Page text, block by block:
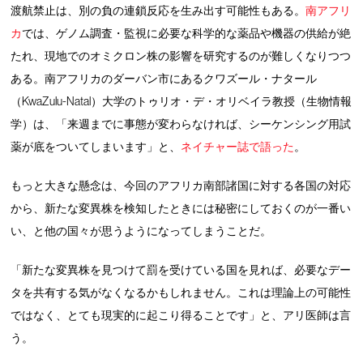
渡航禁止は、別の負の連鎖反応を生み出す可能性もある。南アフリ
カでは、ゲノム調査・監視に必要な科学的な薬品や機器の供給が絶
たれ、現地でのオミクロン株の影響を研究するのが難しくなりつつ
ある。南アフリカのダーバン市にあるクワズール・ナタール
（KwaZulu-Natal）大学のトゥリオ・デ・オリベイラ教授（生物情報
学）は、「来週までに事態が変わらなければ、シーケンシング用試
薬が底をついてしまいます」と、 ネイチャー誌で語った。
もっと大きな懸念は、今回のアフリカ南部諸国に対する各国の対応
から、新たな変異株を検知したときには秘密にしておくのが一番い
い、と他の国々が思うようになってしまうことだ。
「新たな変異株を見つけて罰を受けている国を見れば、必要なデー
タを共有する気がなくなるかもしれません。これは理論上の可能性
ではなく、とても現実的に起こり得ることです」と、アリ医師は言
う。